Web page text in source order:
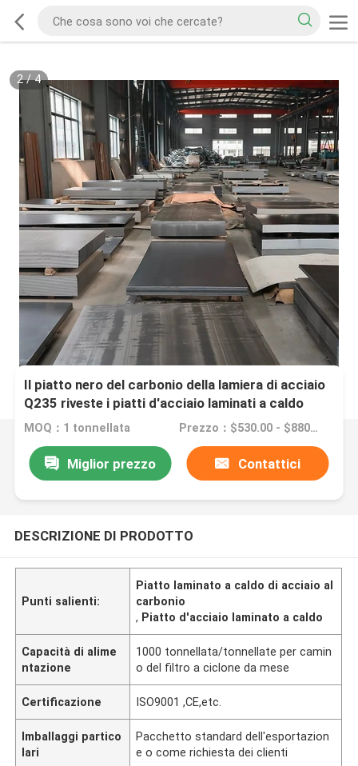
2/4
Il piatto nero del carbonio della lamiera di acciaio
Q235 riveste i piatti d'acciaio laminati a caldo
MOQ：1 tonnellata Prezzo：$530.00 - $880.00/Tons
Miglior prezzo Contattici
DESCRIZIONE DI PRODOTTO
Punti salienti:
Piatto laminato a caldo di acciaio al
carbonio
, Piatto d'acciaio laminato a caldo
Capacità di alime
ntazione
1000 tonnellata/tonnellate per camin
o del filtro a ciclone da mese
Certificazione ISO9001 ,CE,etc.
Imballaggi partico
lari
Pacchetto standard dell'esportazion
e o come richiesta dei clienti